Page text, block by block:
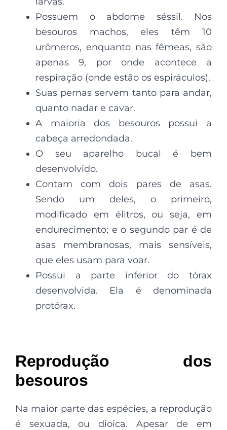
Possuem o abdome séssil. Nos
besouros machos, eles têm 10
urômeros, enquanto nas fêmeas, são
apenas 9, por onde acontece a
respiração (onde estão os espiráculos).
Suas pernas servem tanto para andar,
quanto nadar e cavar.
A maioria dos besouros possui a
cabeça arredondada.
O seu aparelho bucal é bem
desenvolvido.
Contam com dois pares de asas.
Sendo um deles, o primeiro,
modificado em élitros, ou seja, em
endurecimento; e o segundo par é de
asas membranosas, mais sensíveis,
que eles usam para voar.
Possui a parte inferior do tórax
desenvolvida. Ela é denominada
protórax.
Reprodução dos
besouros
Na maior parte das espécies, a reprodução
é sexuada, ou dioica. Apesar de em